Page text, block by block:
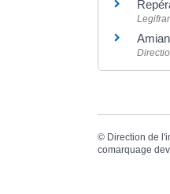
© Direction de
comarquage